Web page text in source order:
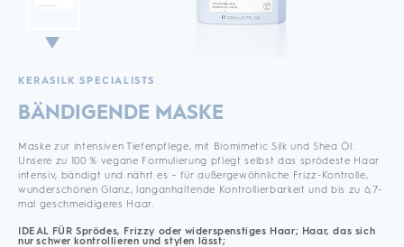
KERASILK SPECIALISTS
BÄNDIGENDE MASKE
Maske zur intensiven Tiefenpflege, mit Biomimetic Silk und Shea Öl.
Unsere zu 100 % vegane Formulierung pflegt selbst das sprödeste Haar
intensiv, bändigt und nährt es – für außergewöhnliche Frizz-Kontrolle,
wunderschönen Glanz, langanhaltende Kontrollierbarkeit und bis zu 6,7-
mal geschmeidigeres Haar.
IDEAL FÜR Sprödes, Frizzy oder widerspenstiges Haar; Haar, das sich
nur schwer kontrollieren und stylen lässt;